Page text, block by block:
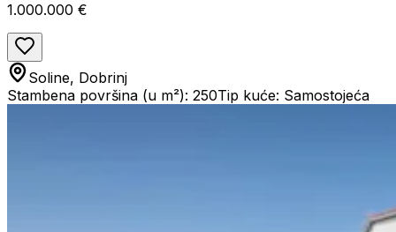
1.000.000 €
Soline, Dobrinj
Stambena površina (u m²): 250Tip kuće: Samostojeća